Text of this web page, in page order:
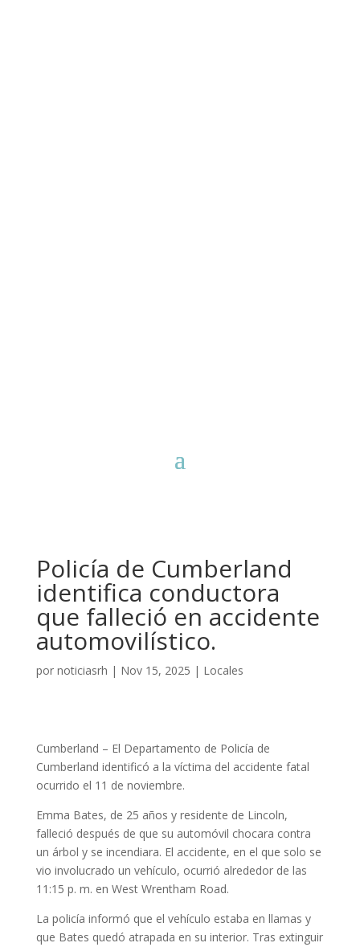
Policía de Cumberland
identifica conductora
que falleció en accidente
automovilístico.
por noticiasrh | Nov 15, 2025 | Locales
Cumberland – El Departamento de Policía de
Cumberland identificó a la víctima del accidente fatal
ocurrido el 11 de noviembre.
Emma Bates, de 25 años y residente de Lincoln,
falleció después de que su automóvil chocara contra
un árbol y se incendiara. El accidente, en el que solo se
vio involucrado un vehículo, ocurrió alrededor de las
11:15 p. m. en West Wrentham Road.
La policía informó que el vehículo estaba en llamas y
que Bates quedó atrapada en su interior. Tras extinguir